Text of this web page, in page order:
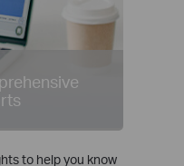
to help you know